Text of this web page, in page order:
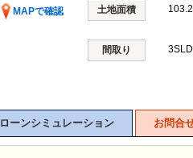
MAPで確認
土地面積
間取り
ローンシミュレーション お問合